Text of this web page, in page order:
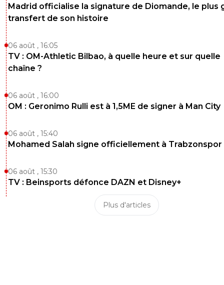
Madrid officialise la signature de Diomande, le plus
transfert de son histoire
06 août , 16:05
TV : OM-Athletic Bilbao, à quelle heure et sur quelle
chaîne ?
06 août , 16:00
OM : Geronimo Rulli est à 1,5ME de signer à Man City
06 août , 15:40
Mohamed Salah signe officiellement à Trabzonspor
06 août , 15:30
TV : Beinsports défonce DAZN et Disney+
Plus d'articles